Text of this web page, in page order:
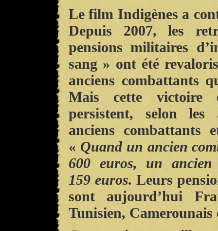
Le film Indigènes a
Depuis 2007, les
pensions militaires
sang » ont été
anciens combattants
Mais cette victoire
persistent, selon les
anciens combattants
« Quand un ancien
600 euros, un ancien
159 euros. Leurs
sont aujourd’hui
Tunisien,